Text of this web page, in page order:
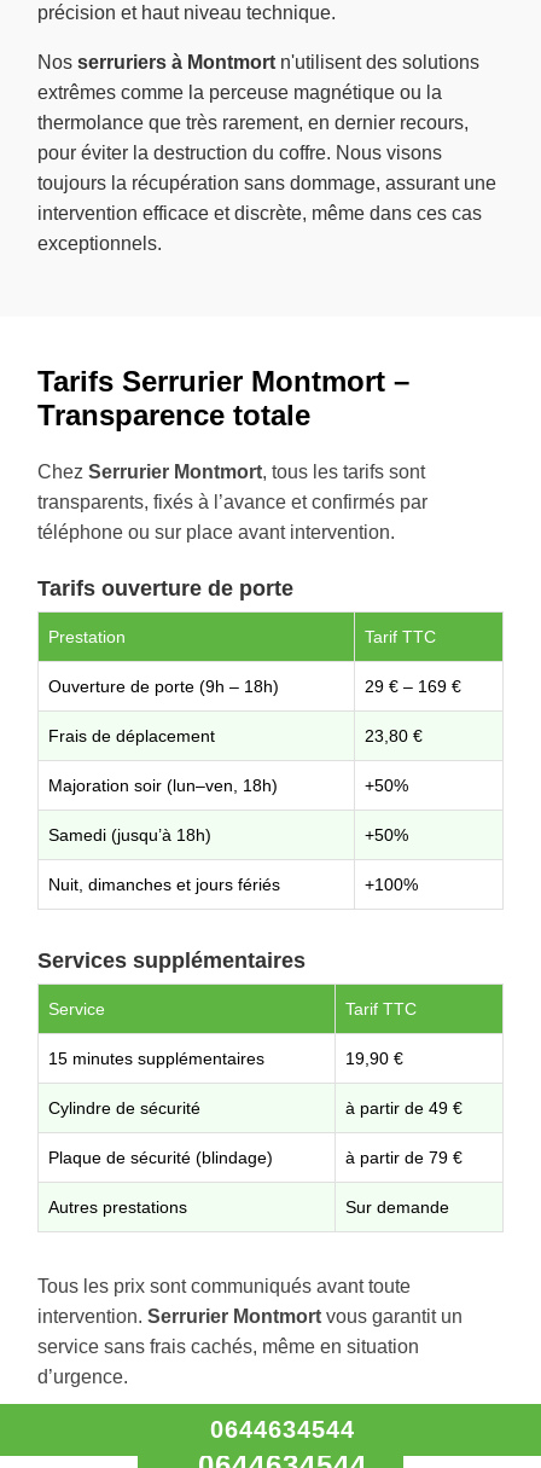
précision et haut niveau technique.
Nos serruriers à Montmort n'utilisent des solutions
extrêmes comme la perceuse magnétique ou la
thermolance que très rarement, en dernier recours,
pour éviter la destruction du coffre. Nous visons
toujours la récupération sans dommage, assurant une
intervention efficace et discrète, même dans ces cas
exceptionnels.
Tarifs Serrurier Montmort –
Transparence totale
Chez Serrurier Montmort, tous les tarifs sont
transparents, fixés à l’avance et confirmés par
téléphone ou sur place avant intervention.
Tarifs ouverture de porte
Prestation Tarif TTC
Ouverture de porte (9h – 18h) 29 € – 169 €
Frais de déplacement 23,80 €
Majoration soir (lun–ven, 18h) +50%
Samedi (jusqu’à 18h) +50%
Nuit, dimanches et jours fériés +100%
Services supplémentaires
Service Tarif TTC
15 minutes supplémentaires 19,90 €
Cylindre de sécurité à partir de 49 €
Plaque de sécurité (blindage) à partir de 79 €
Autres prestations Sur demande
Tous les prix sont communiqués avant toute
intervention. Serrurier Montmort vous garantit un
service sans frais cachés, même en situation
d’urgence.
0644634544